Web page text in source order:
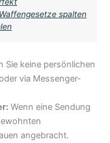
spalten
Sie keine persönlichen
via Messenger-
Wenn eine Sendung
angebracht.